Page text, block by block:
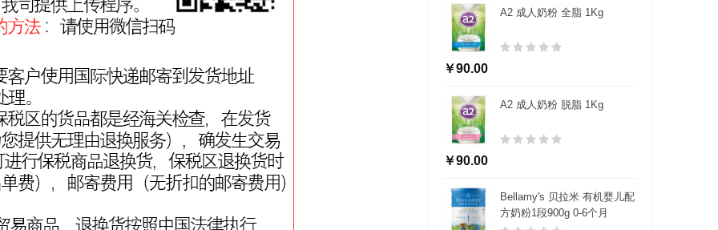
A2 成人奶粉 全脂 1Kg
￥90.00
A2 成人奶粉 脱脂 1Kg
￥90.00
Bellamy's 贝拉米 有机婴儿配
方奶粉1段900g 0-6个月